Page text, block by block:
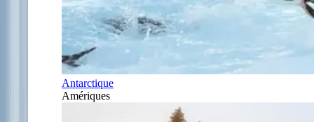
Antarctique
Amériques